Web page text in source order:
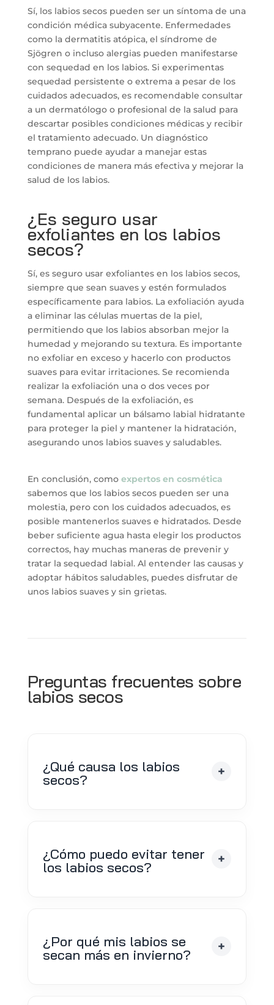
Sí, los labios secos pueden ser un síntoma de una
condición médica subyacente. Enfermedades
como la dermatitis atópica, el síndrome de
Sjögren o incluso alergias pueden manifestarse
con sequedad en los labios. Si experimentas
sequedad persistente o extrema a pesar de los
cuidados adecuados, es recomendable consultar
a un dermatólogo o profesional de la salud para
descartar posibles condiciones médicas y recibir
el tratamiento adecuado. Un diagnóstico
temprano puede ayudar a manejar estas
condiciones de manera más efectiva y mejorar la
salud de los labios.
¿Es seguro usar
exfoliantes en los labios
secos?
Sí, es seguro usar exfoliantes en los labios secos,
siempre que sean suaves y estén formulados
específicamente para labios. La exfoliación ayuda
a eliminar las células muertas de la piel,
permitiendo que los labios absorban mejor la
humedad y mejorando su textura. Es importante
no exfoliar en exceso y hacerlo con productos
suaves para evitar irritaciones. Se recomienda
realizar la exfoliación una o dos veces por
semana. Después de la exfoliación, es
fundamental aplicar un bálsamo labial hidratante
para proteger la piel y mantener la hidratación,
asegurando unos labios suaves y saludables.
En conclusión, como expertos en cosmética
sabemos que los labios secos pueden ser una
molestia, pero con los cuidados adecuados, es
posible mantenerlos suaves e hidratados. Desde
beber suficiente agua hasta elegir los productos
correctos, hay muchas maneras de prevenir y
tratar la sequedad labial. Al entender las causas y
adoptar hábitos saludables, puedes disfrutar de
unos labios suaves y sin grietas.
Preguntas frecuentes sobre
labios secos
¿Qué causa los labios
secos?
¿Cómo puedo evitar tener
los labios secos?
¿Por qué mis labios se
secan más en invierno?